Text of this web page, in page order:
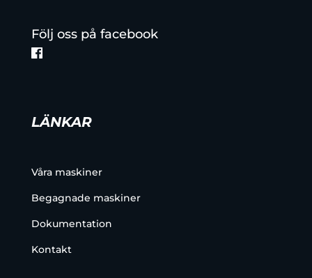
Följ oss på facebook
LÄNKAR
Våra maskiner
Begagnade maskiner
Dokumentation
Kontakt